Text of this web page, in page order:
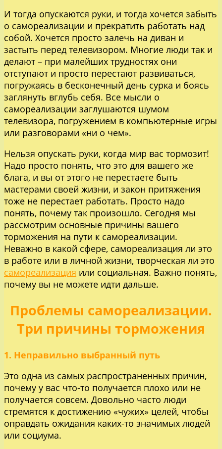
И тогда опускаются руки, и тогда хочется забыть
о самореализации и прекратить работать над
собой. Хочется просто залечь на диван и
застыть перед телевизором. Многие люди так и
делают – при малейших трудностях они
отступают и просто перестают развиваться,
погружаясь в бесконечный день сурка и боясь
заглянуть вглубь себя. Все мысли о
самореализации заглушаются шумом
телевизора, погружением в компьютерные игры
или разговорами «ни о чем».
Нельзя опускать руки, когда мир вас тормозит!
Надо просто понять, что это для вашего же
блага, и вы от этого не перестаете быть
мастерами своей жизни, и закон притяжения
тоже не перестает работать. Просто надо
понять, почему так произошло. Сегодня мы
рассмотрим основные причины вашего
торможения на пути к самореализации.
Неважно в какой сфере, самореализация ли это
в работе или в личной жизни, творческая ли это
самореализация или социальная. Важно понять,
почему вы не можете идти дальше.
Проблемы самореализации.
Три причины торможения
1. Неправильно выбранный путь
Это одна из самых распространенных причин,
почему у вас что-то получается плохо или не
получается совсем. Довольно часто люди
стремятся к достижению «чужих» целей, чтобы
оправдать ожидания каких-то значимых людей
или социума.